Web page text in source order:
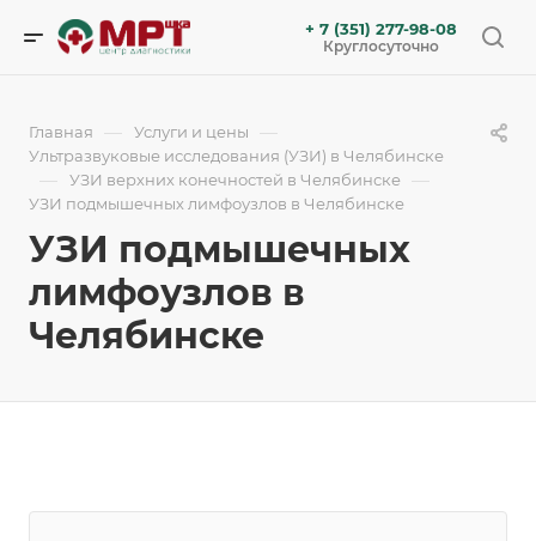
+ 7 (351) 277-98-08
Круглосуточно
Главная — Услуги и цены —
Ультразвуковые исследования (УЗИ) в Челябинске
— УЗИ верхних конечностей в Челябинске —
УЗИ подмышечных лимфоузлов в Челябинске
УЗИ подмышечных
лимфоузлов в
Челябинске